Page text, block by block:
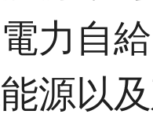
力自
源以